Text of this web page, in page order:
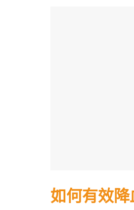
如何有效降